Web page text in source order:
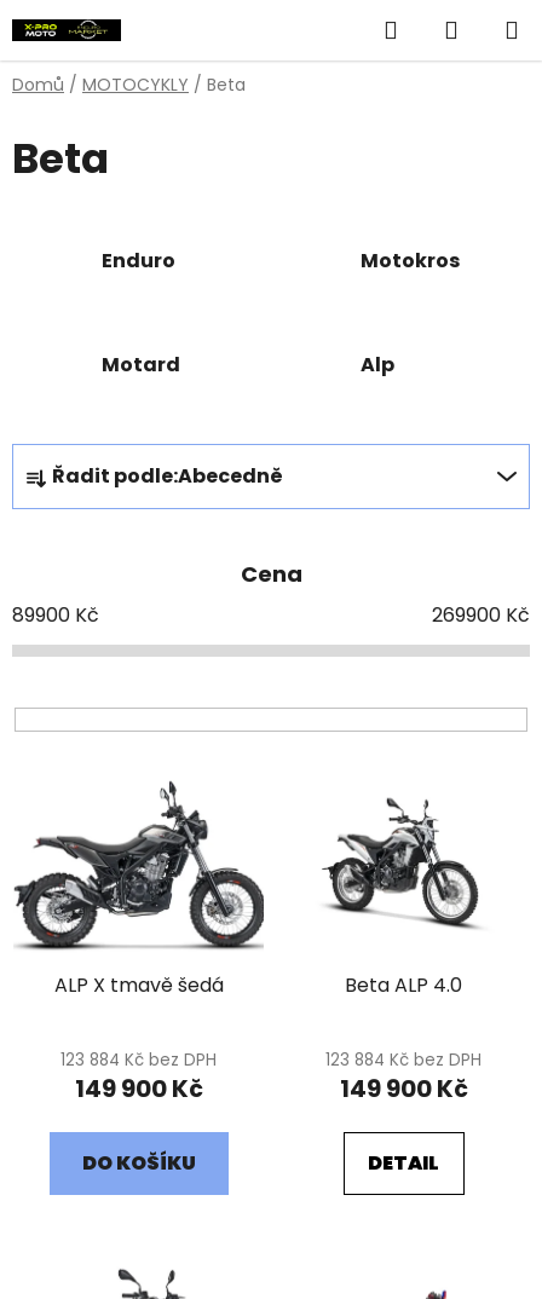
na
obsah
Hledat
KOŠÍK
Domů / MOTOCYKLY / Beta
Beta
Enduro Motokros
Motard Alp
Ř
a
z
í
p
o
d
Řadit podle:Abecedně
Cena
89900 Kč 269900 Kč
s
p
r
ALP X tmavě šedá
123 884 Kč bez DPH
149 900 Kč
DO KOŠÍKU
Beta ALP 4.0
123 884 Kč bez DPH
149 900 Kč
DETAIL